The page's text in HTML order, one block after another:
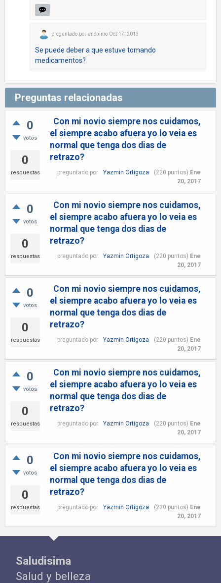
preguntado por anónimo Oct 17, 2013
Se puede deber a que estuve tomando
medicamentos?
Preguntas relacionadas
0
votos
0
respuestas
Con mi novio siempre nos cuidamos,
el siempre acabo afuera yo lo veia es
normal que tenga dos dias de
retrazo?
preguntado por Yazmin Ortigoza (220 puntos) Ene
20, 2017
0
votos
0
respuestas
Con mi novio siempre nos cuidamos,
el siempre acabo afuera yo lo veia es
normal que tenga dos dias de
retrazo?
preguntado por Yazmin Ortigoza (220 puntos) Ene
20, 2017
0
votos
0
respuestas
Con mi novio siempre nos cuidamos,
el siempre acabo afuera yo lo veia es
normal que tenga dos dias de
retrazo?
preguntado por Yazmin Ortigoza (220 puntos) Ene
20, 2017
0
votos
0
respuestas
Con mi novio siempre nos cuidamos,
el siempre acabo afuera yo lo veia es
normal que tenga dos dias de
retrazo?
preguntado por Yazmin Ortigoza (220 puntos) Ene
20, 2017
0
votos
0
respuestas
Con mi novio siempre nos cuidamos,
el siempre acabo afuera yo lo veia es
normal que tenga dos dias de
retrazo?
preguntado por Yazmin Ortigoza (220 puntos) Ene
20, 2017
Saludisima
Salud y belleza